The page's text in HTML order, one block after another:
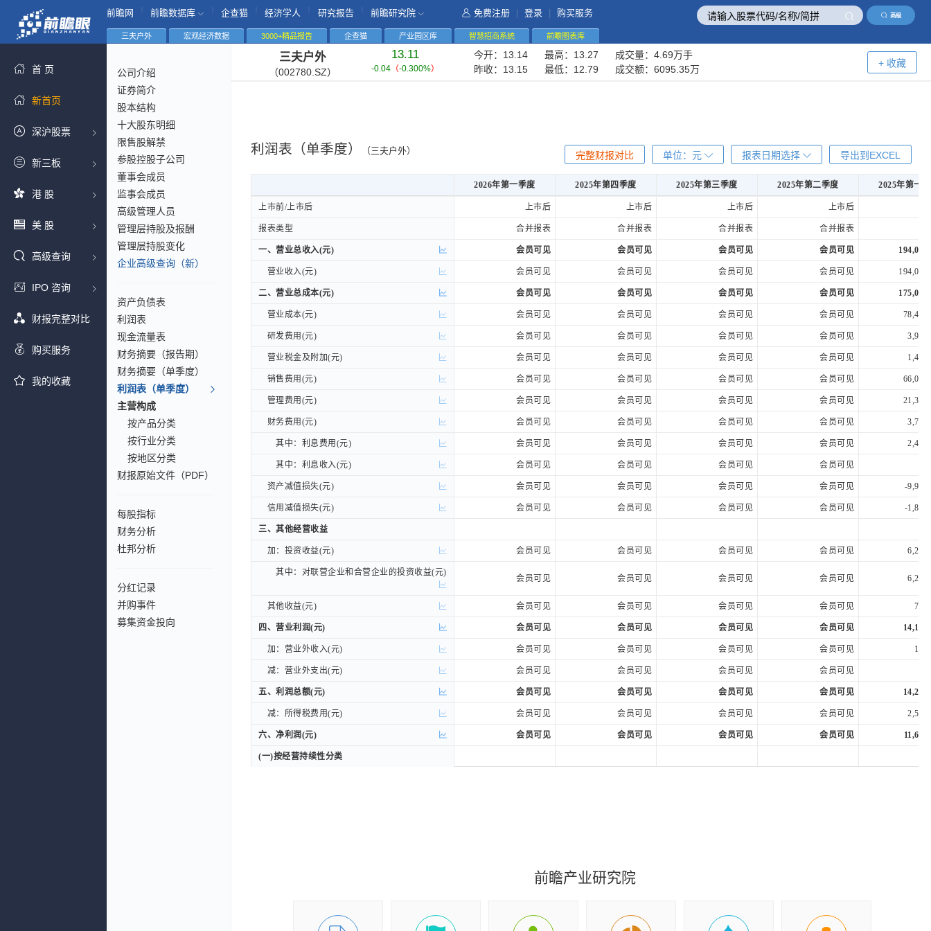
高级
前瞻网 前瞻数据库 企查猫 经济学人 研究报告 前瞻研究院 免费注册 登录 购买服务
首 页
新首页
深沪股票
新三板
港 股
美 股
高级查询
IPO 咨询
财报完整对比
购买服务
我的收藏
三夫户外 宏观经济数据 3000+精品报告 企查猫 产业园区库 智慧招商系统 前瞻图表库
公司介绍
证券简介
股本结构
十大股东明细
限售股解禁
参股控股子公司
董事会成员
监事会成员
高级管理人员
管理层持股及报酬
管理层持股变化
企业高级查询（新）
资产负债表
利润表
现金流量表
财务摘要（报告期）
财务摘要（单季度）
利润表（单季度）
主营构成
按产品分类
按行业分类
按地区分类
财报原始文件（PDF）
每股指标
财务分析
杜邦分析
分红记录
并购事件
募集资金投向
三夫户外
（002780.SZ）
13.11
-0.04 （-0.300%）
今开： 13.14 最高： 13.27 成交量： 4.69万手
昨收： 13.15 最低： 12.79 成交额： 6095.35万
+ 收藏
利润表（单季度） （三夫户外） 导出到EXCEL
报表日期选择
单位： 元
完整财报对比
2026年第一季度 2025年第四季度 2025年第三季度 2025年第二季度
2025年第一
2026年第一季度
2025年第四季度 2025年第三季度 2025年第二季度
上市前/上市后 上市后 上市后 上市后 上市后
报表类型 合并报表 合并报表 合并报表 合并报表
一、营业总收入(元) 会员可见 会员可见 会员可见 会员可见
营业收入(元) 会员可见 会员可见 会员可见 会员可见
二、营业总成本(元) 会员可见 会员可见 会员可见 会员可见
营业成本(元) 会员可见 会员可见 会员可见 会员可见
研发费用(元) 会员可见 会员可见 会员可见 会员可见
营业税金及附加(元) 会员可见 会员可见 会员可见 会员可见
销售费用(元) 会员可见 会员可见 会员可见 会员可见
管理费用(元) 会员可见 会员可见 会员可见 会员可见
财务费用(元) 会员可见 会员可见 会员可见 会员可见
其中：利息费用(元) 会员可见 会员可见 会员可见 会员可见
其中：利息收入(元) 会员可见 会员可见 会员可见 会员可见
资产减值损失(元) 会员可见 会员可见 会员可见 会员可见 -
信用减值损失(元) 会员可见 会员可见 会员可见 会员可见 -
三、其他经营收益
加：投资收益(元) 会员可见 会员可见 会员可见 会员可见
其中：对联营企业和合营企业的投资收益(元)
会员可见 会员可见 会员可见 会员可见
其他收益(元) 会员可见 会员可见 会员可见 会员可见
四、营业利润(元) 会员可见 会员可见 会员可见 会员可见
加：营业外收入(元) 会员可见 会员可见 会员可见 会员可见
减：营业外支出(元) 会员可见 会员可见 会员可见 会员可见
五、利润总额(元) 会员可见 会员可见 会员可见 会员可见
减：所得税费用(元) 会员可见 会员可见 会员可见 会员可见
六、净利润(元) 会员可见 会员可见 会员可见 会员可见
(一)按经营持续性分类
二、稀释每股收益(元) 会员可见 会员可见 会员可见 会员可见
上市前/上市后
报表类型
一、营业总收入(元)
营业收入(元)
二、营业总成本(元)
营业成本(元)
研发费用(元)
营业税金及附加(元)
销售费用(元)
管理费用(元)
财务费用(元)
其中：利息费用(元)
其中：利息收入(元)
资产减值损失(元)
信用减值损失(元)
三、其他经营收益
加：投资收益(元)
其中：对联营企业和合营企业的投资收益(元)
其他收益(元)
四、营业利润(元)
加：营业外收入(元)
减：营业外支出(元)
五、利润总额(元)
减：所得税费用(元)
六、净利润(元)
(一)按经营持续性分类
二、稀释每股收益(元)
前瞻产业研究院